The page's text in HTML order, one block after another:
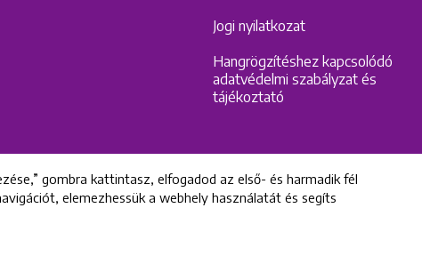
Jogi nyilatkozat
Hangrögzítéshez kapcsolódó
adatvédelmi szabályzat és
tájékoztató
All rights reserved © 2022 Uniklinik Dental and Implant Center
gombra kattintasz, elfogadod az első- és harmadik fél
elemezhessük a webhely használatát és segíts